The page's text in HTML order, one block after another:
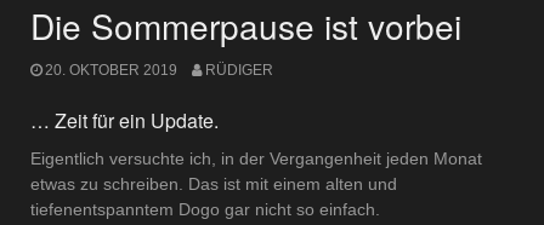
Die Sommerpause ist vorbei
20. OKTOBER 2019 RÜDIGER
… Zeit für ein Update.
Eigentlich versuchte ich, in der Vergangenheit jeden Monat
etwas zu schreiben. Das ist mit einem alten und
tiefenentspanntem Dogo gar nicht so einfach.